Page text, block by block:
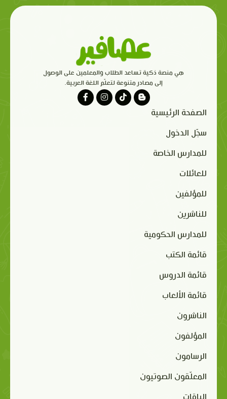
هي منصة ذكية تساعد الطلاب والمعلمين على الوصول
إلى مصادر متنوعة لتعلّم اللغة العربية.
الصفحة الرئيسية
سجّل الدخول
للمدارس الخاصة
للعائلات
للمؤلفين
للناشرين
للمدارس الحكومية
قائمة الكتب
قائمة الدروس
قائمة الألعاب
الناشرون
المؤلفون
الرسامون
المعلّقون الصوتيون